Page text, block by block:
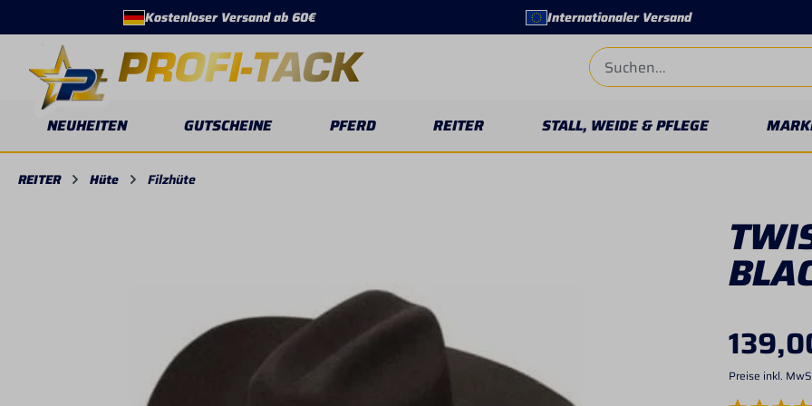
Zur Hauptnavigation springen
Kostenloser Versand ab 60€ Internationaler Versand
NEUHEITEN GUTSCHEINE PFERD REITER STALL, WEIDE & PFLEGE
REITER Hüte Filzhüte
Preise inkl.